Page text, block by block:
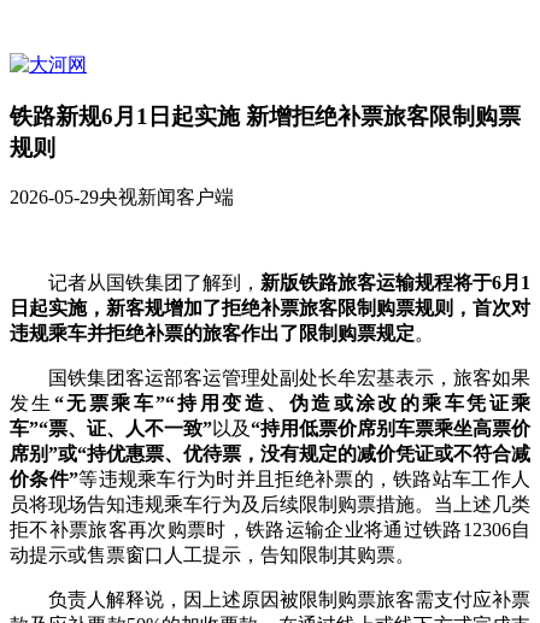
铁路新规6月1日起实施 新增拒绝补票旅客限制购票
规则
2026-05-29央视新闻客户端
记者从国铁集团了解到， 新版铁路旅客运输规程将于6月1
日起实施，新客规增加了拒绝补票旅客限制购票规则，首次对
违规乘车并拒绝补票的旅客作出了限制购票规定。
国铁集团客运部客运管理处副处长牟宏基表示，旅客如果
发生 “无票乘车”“持用变造、伪造或涂改的乘车凭证乘
车”“票、证、人不一致”以及“持用低票价席别车票乘坐高票价
席别”或“持优惠票、优待票，没有规定的减价凭证或不符合减
价条件”等违规乘车行为时并且拒绝补票的，铁路站车工作人
员将现场告知违规乘车行为及后续限制购票措施。当上述几类
拒不补票旅客再次购票时，铁路运输企业将通过铁路12306自
动提示或售票窗口人工提示，告知限制其购票。
负责人解释说，因上述原因被限制购票旅客需支付应补票